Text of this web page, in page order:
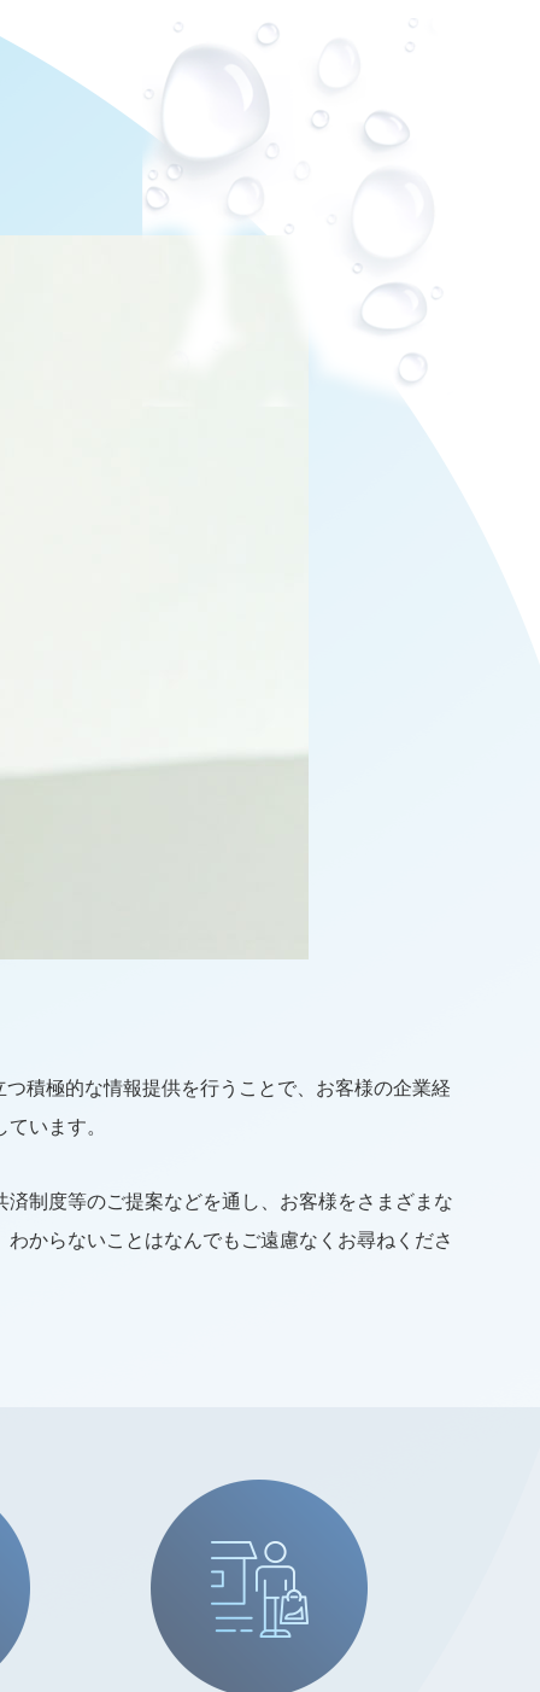
積極的な情報提供を行うことで、お客様の企業経
います。
制度等のご提案などを通し、お客様をさまざまな
からないことはなんでもご遠慮なくお尋ねくださ